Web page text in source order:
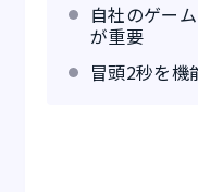
自社のゲー
が重要
冒頭2秒を機